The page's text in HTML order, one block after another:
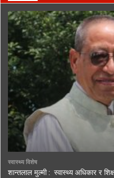
स्वास्थ्य विशेष
शान्तलाल मुल्मी : स्वास्थ्य अधिकार र